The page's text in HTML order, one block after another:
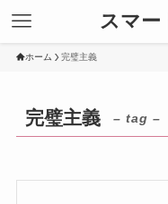
スマー
ホーム 完璧主義
完璧主義 – tag –